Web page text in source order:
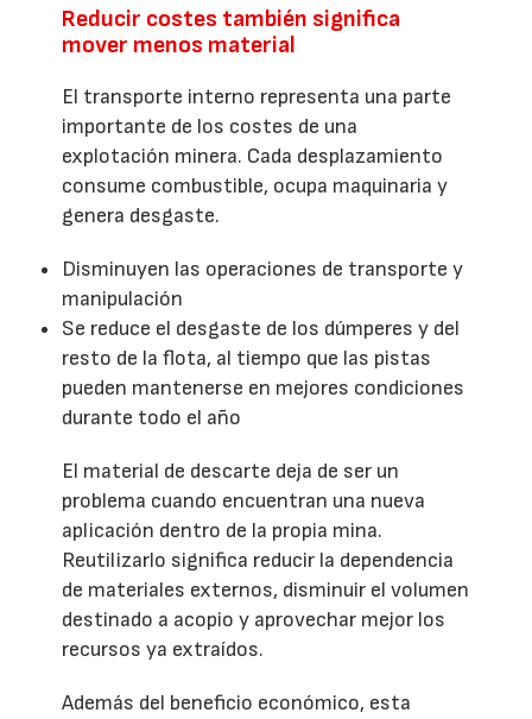
Reducir costes también significa
mover menos material
El transporte interno representa una parte
importante de los costes de una
explotación minera. Cada desplazamiento
consume combustible, ocupa maquinaria y
genera desgaste.
Disminuyen las operaciones de transporte y
manipulación
Se reduce el desgaste de los dúmperes y del
resto de la flota, al tiempo que las pistas
pueden mantenerse en mejores condiciones
durante todo el año
El material de descarte deja de ser un
problema cuando encuentran una nueva
aplicación dentro de la propia mina.
Reutilizarlo significa reducir la dependencia
de materiales externos, disminuir el volumen
destinado a acopio y aprovechar mejor los
recursos ya extraídos.
Además del beneficio económico, esta